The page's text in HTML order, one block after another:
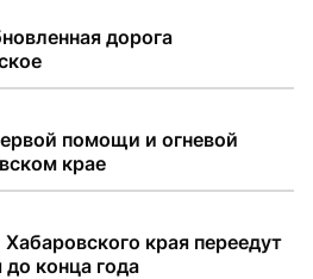
дорога
помощи и огневой
крае
края переедут
конца года